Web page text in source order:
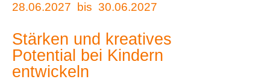
28.06.2027 bis 30.06.2027
Stärken und kreatives
Potential bei Kindern
entwickeln